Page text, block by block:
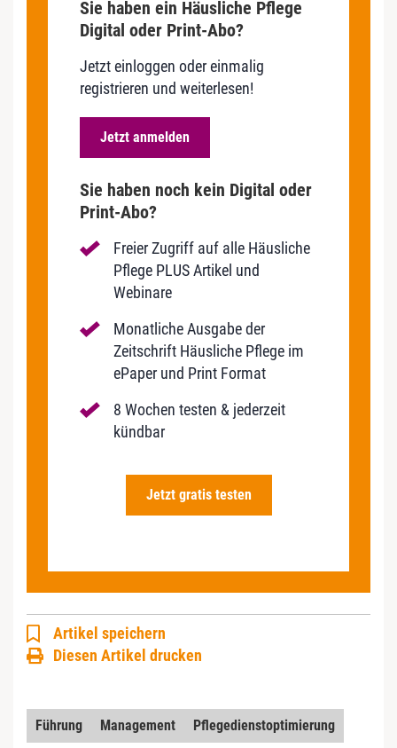
Sie haben ein Häusliche Pflege
Digital oder Print-Abo?
Jetzt einloggen oder einmalig
registrieren und weiterlesen!
Jetzt anmelden
Sie haben noch kein Digital oder
Print-Abo?
Freier Zugriff auf alle Häusliche
Pflege PLUS Artikel und
Webinare
Monatliche Ausgabe der
Zeitschrift Häusliche Pflege im
ePaper und Print Format
8 Wochen testen & jederzeit
kündbar
Jetzt gratis testen
Artikel speichern
Diesen Artikel drucken
Führung Management Pflegedienstoptimierung